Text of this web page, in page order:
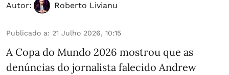
Autor: Roberto Livianu
Publicado a: 21 Julho 2026, 10:15
A Copa do Mundo 2026 mostrou que as
denúncias do jornalista falecido Andrew